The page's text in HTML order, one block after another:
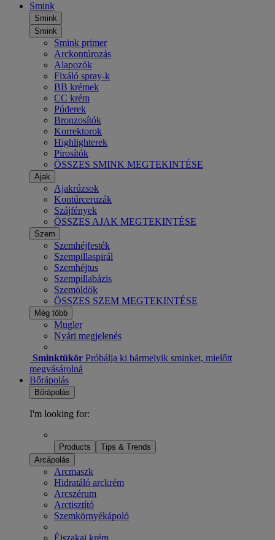
Smink
Smink
Smink
Smink primer
Arckontúrozás
Alapozók
Fixáló spray-k
BB krémek
CC krém
Púderek
Bronzosítók
Korrektorok
Highlighterek
Pirosítók
ÖSSZES SMINK MEGTEKINTÉSE
Ajak
Ajakrúzsok
Kontúrceruzák
Szájfények
ÖSSZES AJAK MEGTEKINTÉSE
Szem
Szemhéjfesték
Szempillaspirál
Szemhéjtus
Szempillabázis
Szemöldök
ÖSSZES SZEM MEGTEKINTÉSE
Még több
Mugler
Nyári megjelenés
Sminktükör Próbálja ki bármelyik sminket, mielőtt
megvásárolná
Bőrápolás
Bőrápolás
I'm looking for:
Products
Tips & Trends
Arcápolás
Arcmaszk
Hidratáló arckrém
Arcszérum
Arctisztító
Szemkörnyékápoló
Éjszakai krém